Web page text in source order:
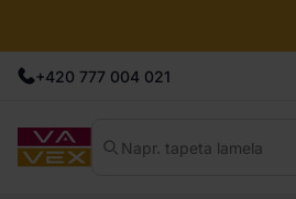
+420 777 004 021